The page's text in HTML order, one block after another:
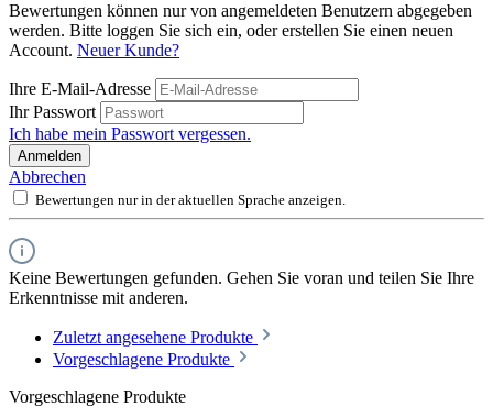
Bewertungen können nur von angemeldeten Benutzern abgegeben
werden. Bitte loggen Sie sich ein, oder erstellen Sie einen neuen
Account. Neuer Kunde?
Ihre E-Mail-Adresse
Ihr Passwort
Ich habe mein Passwort vergessen.
Anmelden
Abbrechen
Bewertungen nur in der aktuellen Sprache anzeigen.
Keine Bewertungen gefunden. Gehen Sie voran und teilen Sie Ihre
Erkenntnisse mit anderen.
Zuletzt angesehene Produkte
Vorgeschlagene Produkte
Vorgeschlagene Produkte